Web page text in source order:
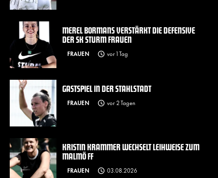
MEREL BORMANS VERSTÄRKT DIE DEFENSIVE
DER SK STURM FRAUEN
FRAUEN vor 1 Tag
GASTSPIEL IN DER STAHLSTADT
FRAUEN vor 2 Tagen
KRISTIN KRAMMER WECHSELT LEIHWEISE ZUM
MALMÖ FF
FRAUEN 03.08.2026